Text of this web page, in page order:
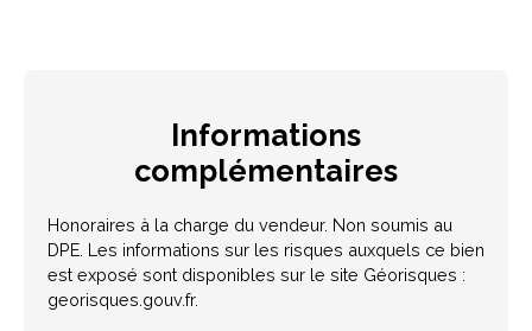
Informations
complémentaires
Honoraires à la charge du vendeur. Non soumis au
DPE. Les informations sur les risques auxquels ce bien
est exposé sont disponibles sur le site Géorisques :
georisques.gouv.fr.